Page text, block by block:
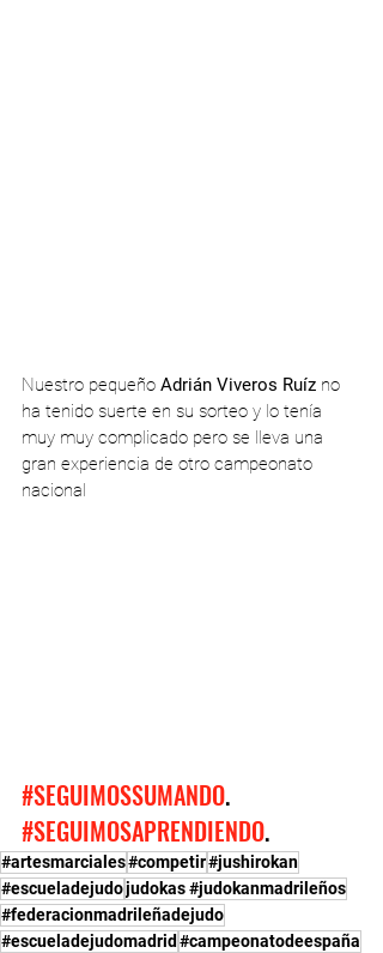
Nuestro pequeño Adrián Viveros Ruíz no
ha tenido suerte en su sorteo y lo tenía
muy muy complicado pero se lleva una
gran experiencia de otro campeonato
nacional
#SEGUIMOSSUMANDO.
#SEGUIMOSAPRENDIENDO.
#artesmarciales#competir#jushirokan
#escueladejudojudokas #judokanmadrileños
#federacionmadrileñadejudo
#escueladejudomadrid #campeonatodeespaña